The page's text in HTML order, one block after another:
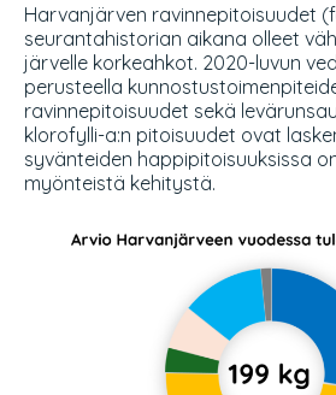
Harvanjärven ravinnepitoisuudet
seurantahistorian aikana olleet
järvelle korkeahkot. 2020-luvun
perusteella
ravinnepitoisuudet sekä
klorofylli-a:n pitoisuudet ovat
syvänteiden happipitoisuuksissa
myönteistä kehitystä.